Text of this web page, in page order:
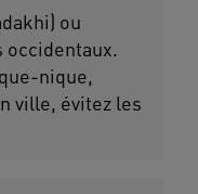
ou
occidentaux.
nique,
ville, évitez les